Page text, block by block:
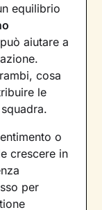
equilibrio
aiutare a
cosa
le
o
crescere in
per